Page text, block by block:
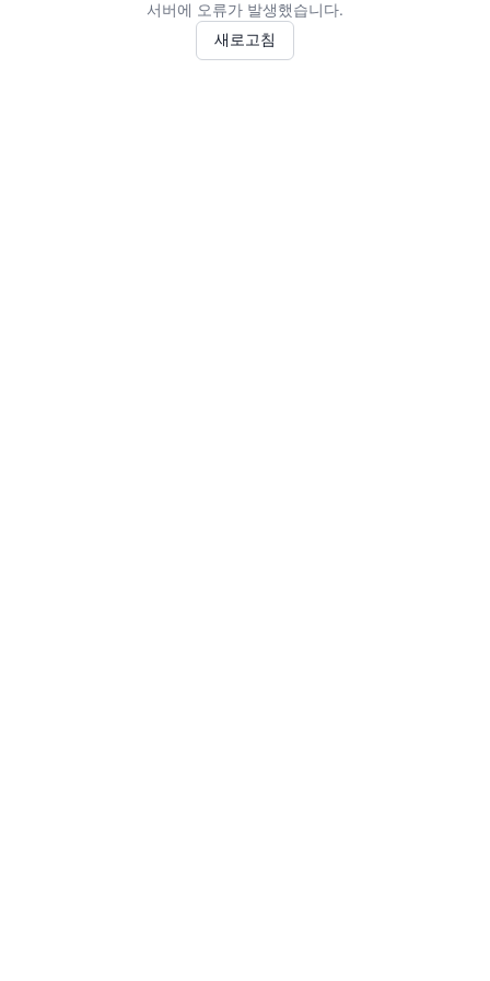
서버에 오류가 발생했습니다.
새로고침